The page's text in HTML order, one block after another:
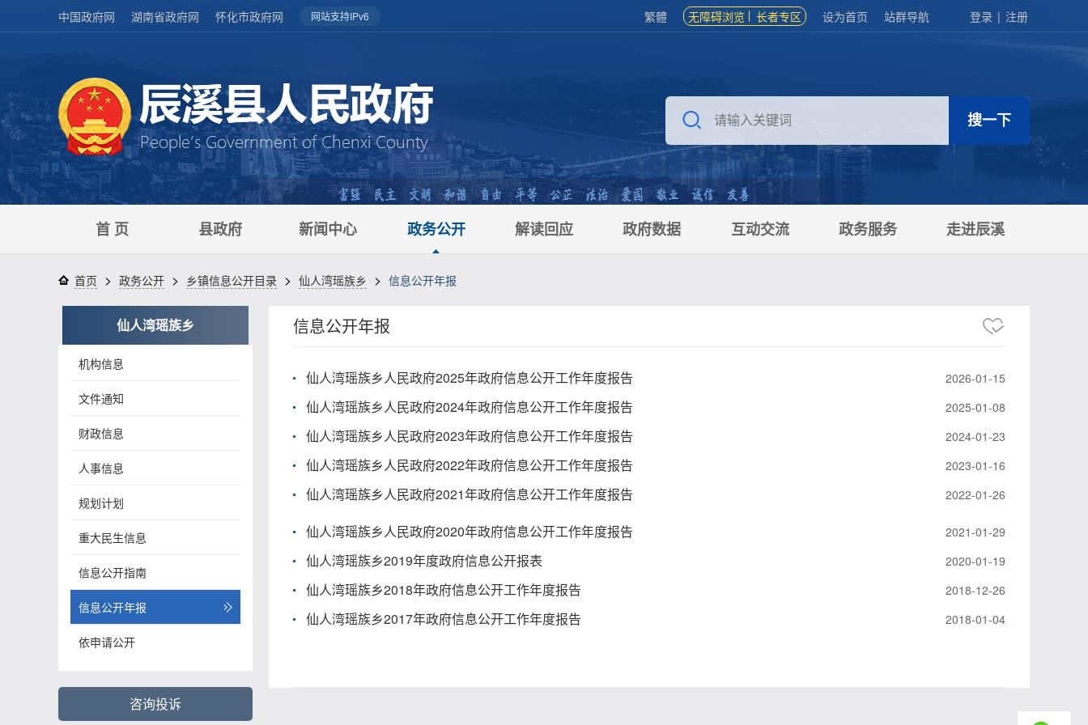
中国政府网 湖南省政府网 怀化市政府网 网站支持IPv6 繁體 无障碍浏览 长者专区 设为首页 站群导航 登录 | 注册
首 页 县政府 新闻中心 政务公开 解读回应 政府数据 互动交流 政务服务 走进辰溪
首页 > 政务公开 > 乡镇信息公开目录 > 仙人湾瑶族乡 > 信息公开年报
仙人湾瑶族乡
机构信息
文件通知
财政信息
人事信息
规划计划
重大民生信息
信息公开指南
信息公开年报
依申请公开
咨询投诉
信息公开年报
仙人湾瑶族乡人民政府2025年政府信息公开工作年度报告 2026-01-15
仙人湾瑶族乡人民政府2024年政府信息公开工作年度报告 2025-01-08
仙人湾瑶族乡人民政府2023年政府信息公开工作年度报告 2024-01-23
仙人湾瑶族乡人民政府2022年政府信息公开工作年度报告 2023-01-16
仙人湾瑶族乡人民政府2021年政府信息公开工作年度报告 2022-01-26
仙人湾瑶族乡人民政府2020年政府信息公开工作年度报告 2021-01-29
仙人湾瑶族乡2019年度政府信息公开报表 2020-01-19
仙人湾瑶族乡2018年政府信息公开工作年度报告 2018-12-26
仙人湾瑶族乡2017年政府信息公开工作年度报告 2018-01-04